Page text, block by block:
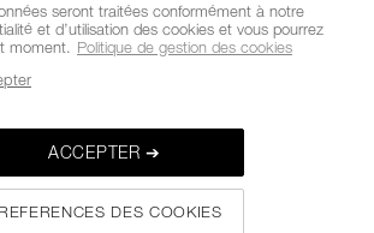
seront traitées conformément à notre
et d’utilisation des cookies et vous pourrez
moment. Politique de gestion des cookies
DES COOKIES
ACCEPTER ➔